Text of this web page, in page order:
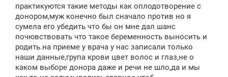
практикуются такие методы как оплодотворение с
донором,муж конечно был сначало против но я
сумела его убедить что бы он мне дал шанс
почювствовать что такое беременность выносить и
родить.на приеме у врача у нас записали только
наши данные,група крови цвет волос и глаз,не о
каком выборе донора даже и речи не шло,да и мы